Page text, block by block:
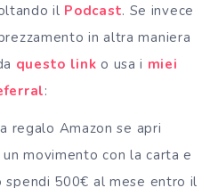
il Podcast. Se invece
in altra maniera
questo link o usa i miei
:
regalo Amazon se apri
movimento con la carta e
500€ al mese entro il